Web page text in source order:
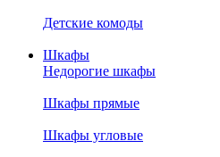
Детские комоды
Шкафы
Недорогие шкафы
Шкафы прямые
Шкафы угловые